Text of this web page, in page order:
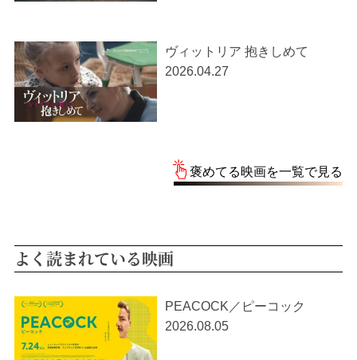
ヴィットリア 抱きしめて
2026.04.27
褒めてる映画を一覧で見る
よく読まれている映画
PEACOCK／ピーコック
2026.08.05